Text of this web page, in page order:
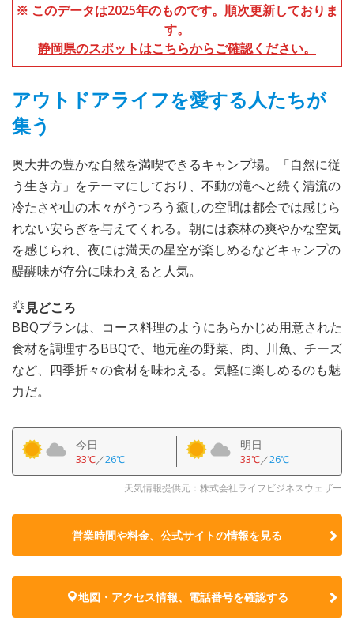
※ このデータは2025年のものです。順次更新しておりま
す。
静岡県のスポットはこちらからご確認ください。
アウトドアライフを愛する人たちが
集う
奥大井の豊かな自然を満喫できるキャンプ場。「自然に従
う生き方」をテーマにしており、不動の滝へと続く清流の
冷たさや山の木々がうつろう癒しの空間は都会では感じら
れない安らぎを与えてくれる。朝には森林の爽やかな空気
を感じられ、夜には満天の星空が楽しめるなどキャンプの
醍醐味が存分に味わえると人気。
見どころ
BBQプランは、コース料理のようにあらかじめ用意された
食材を調理するBBQで、地元産の野菜、肉、川魚、チーズ
など、四季折々の食材を味わえる。気軽に楽しめるのも魅
力だ。
今日
33℃／26℃
明日
33℃／26℃
天気情報提供元：株式会社ライフビジネスウェザー
営業時間や料金、公式サイトの情報を見る
地図・アクセス情報、電話番号を確認する